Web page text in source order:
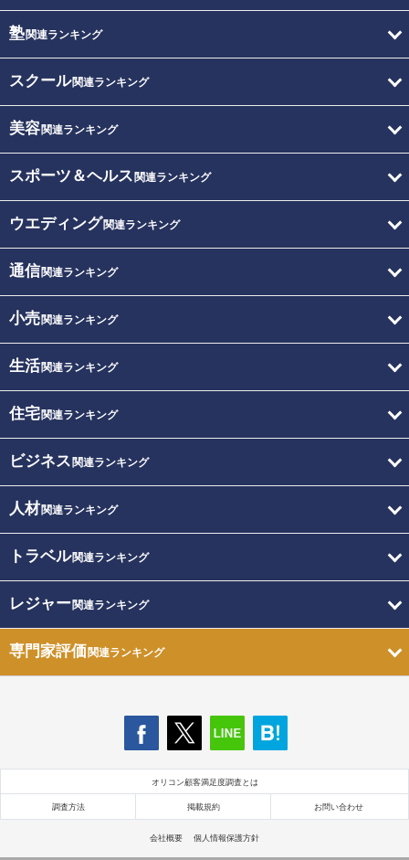
塾関連ランキング
スクール関連ランキング
美容関連ランキング
スポーツ＆ヘルス 関連ランキング
ウエディング関連ランキング
通信関連ランキング
小売関連ランキング
生活関連ランキング
住宅関連ランキング
ビジネス 関連ランキング
人材関連ランキング
トラベル関連ランキング
レジャー関連ランキング
専門家評価関連ランキング
オリコン顧客満足度調査とは
調査方法 掲載規約 お問い合わせ
会社概要 個人情報保護方針